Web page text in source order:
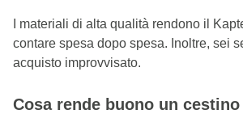
I materiali di alta qualità rendono il
contare spesa dopo spesa. Inoltre, sei
acquisto improvvisato.
Cosa rende buono un